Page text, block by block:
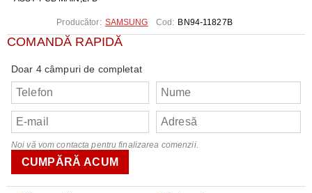
Producător: SAMSUNG Cod: BN94-11827B
COMANDĂ RAPIDĂ
Doar 4 câmpuri de completat
Noi vă vom contacta pentru finalizarea comenzii.